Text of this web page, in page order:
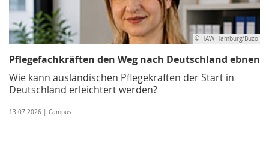
© HAW Hamburg/Buzo
Pflegefachkräften den Weg nach Deutschland ebnen
Wie kann ausländischen Pflegekräften der Start in
Deutschland erleichtert werden?
13.07.2026 | Campus